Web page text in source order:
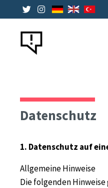
springen
Datenschutz
1. Datenschutz auf
Allgemeine Hinweise
Die folgenden